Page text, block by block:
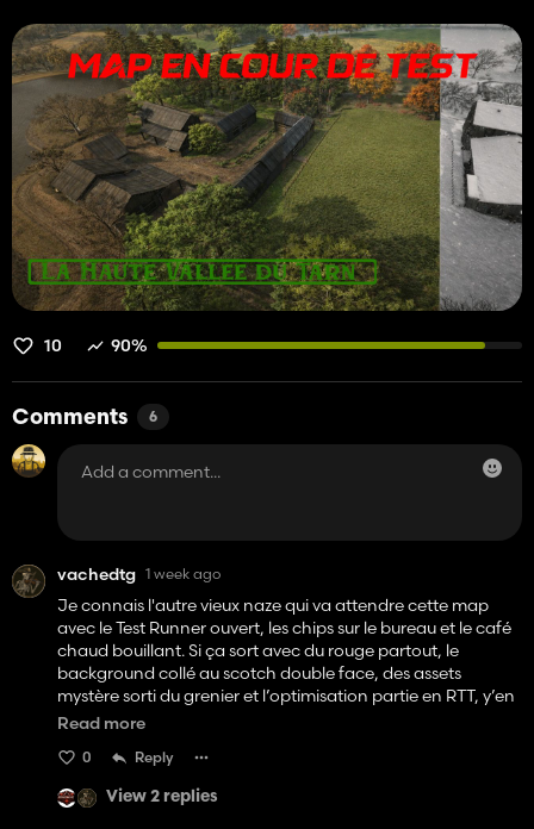
10 90%
Comments 6
vachedtg 1 week ago
Je connais l'autre vieux naze qui va attendre cette map
avec le Test Runner ouvert, les chips sur le bureau et le café
chaud bouillant. Si ça sort avec du rouge partout, le
background collé au scotch double face, des assets
mystère sorti du grenier et l’optimisation partie en RTT, y’en
a un y va se tapper des barres mais des vrais. Parce que si
comme Lanrelas sur le ModHub, la franchement y’a peut
être eu tromperie sur le casting : on nous a vendu le chef
mécano, mais au final on découvre surtout le gars qui
Read more
0 Reply
View 2 replies